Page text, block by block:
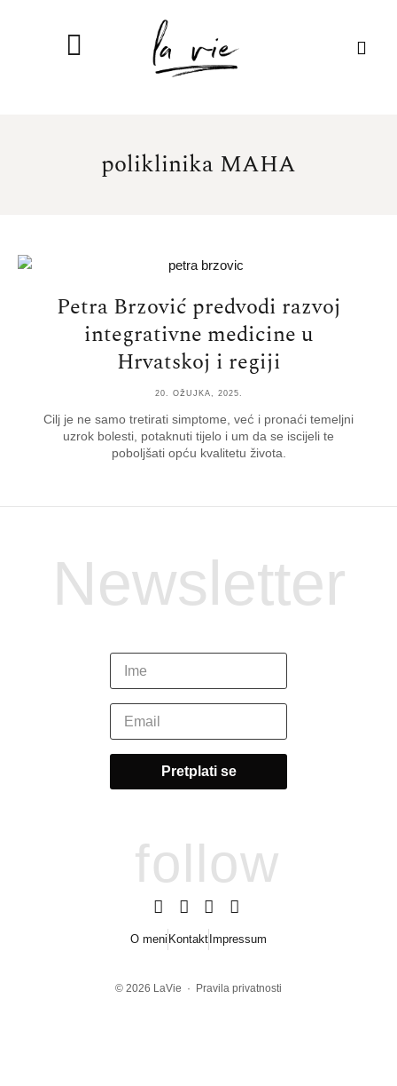
poliklinika MAHA
Petra Brzović predvodi razvoj
integrativne medicine u
Hrvatskoj i regiji
20. OŽUJKA, 2025.
Cilj je ne samo tretirati simptome, već i pronaći temeljni
uzrok bolesti, potaknuti tijelo i um da se iscijeli te
poboljšati opću kvalitetu života.
Newsletter
follow
O meni Kontakt Impressum
© 2026 LaVie · Pravila privatnosti